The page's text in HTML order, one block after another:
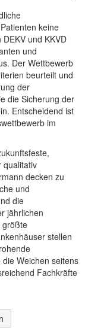
keine
und KKVD
und
Der Wettbewerb
beurteilt und
der
die Sicherung der
Entscheidend ist
im
qualitativ
decken zu
und
die
jährlichen
größte
stellen
Weichen seitens
Fachkräfte